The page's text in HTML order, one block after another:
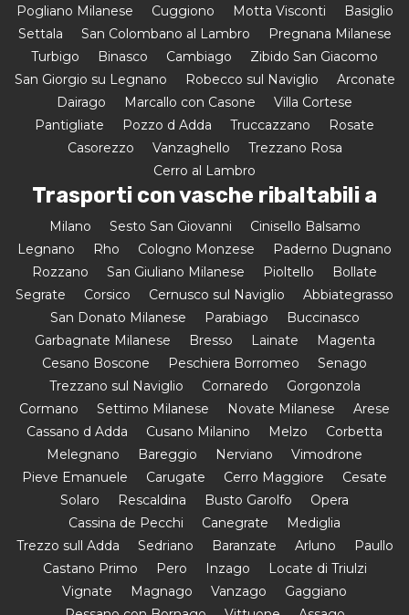
Pogliano Milanese
Cuggiono Motta Visconti
Basiglio
Settala
San Colombano al Lambro
Pregnana Milanese
Turbigo
Binasco Cambiago
Zibido San Giacomo
San Giorgio su Legnano
Robecco sul Naviglio
Arconate
Dairago
Marcallo con Casone
Villa Cortese
Pantigliate
Pozzo d Adda Truccazzano
Rosate
Casorezzo
Vanzaghello
Trezzano Rosa
Cerro al Lambro
Trasporti con vasche ribaltabili a
Milano Sesto San Giovanni
Cinisello Balsamo
Legnano
Rho Cologno Monzese
Paderno Dugnano
Rozzano
San Giuliano Milanese Pioltello
Bollate
Segrate
Corsico Cernusco sul Naviglio
Abbiategrasso
San Donato Milanese
Parabiago
Buccinasco
Garbagnate Milanese
Bresso Lainate
Magenta
Cesano Boscone
Peschiera Borromeo
Senago
Trezzano sul Naviglio
Cornaredo
Gorgonzola
Cormano
Settimo Milanese Novate Milanese
Arese
Cassano d Adda
Cusano Milanino Melzo
Corbetta
Melegnano
Bareggio Nerviano
Vimodrone
Pieve Emanuele
Carugate Cerro Maggiore
Cesate
Solaro
Rescaldina Busto Garolfo
Opera
Cassina de Pecchi
Canegrate
Mediglia
Trezzo sull Adda
Sedriano Baranzate Arluno
Paullo
Castano Primo
Pero Inzago
Locate di Triulzi
Vignate
Magnago Vanzago
Gaggiano